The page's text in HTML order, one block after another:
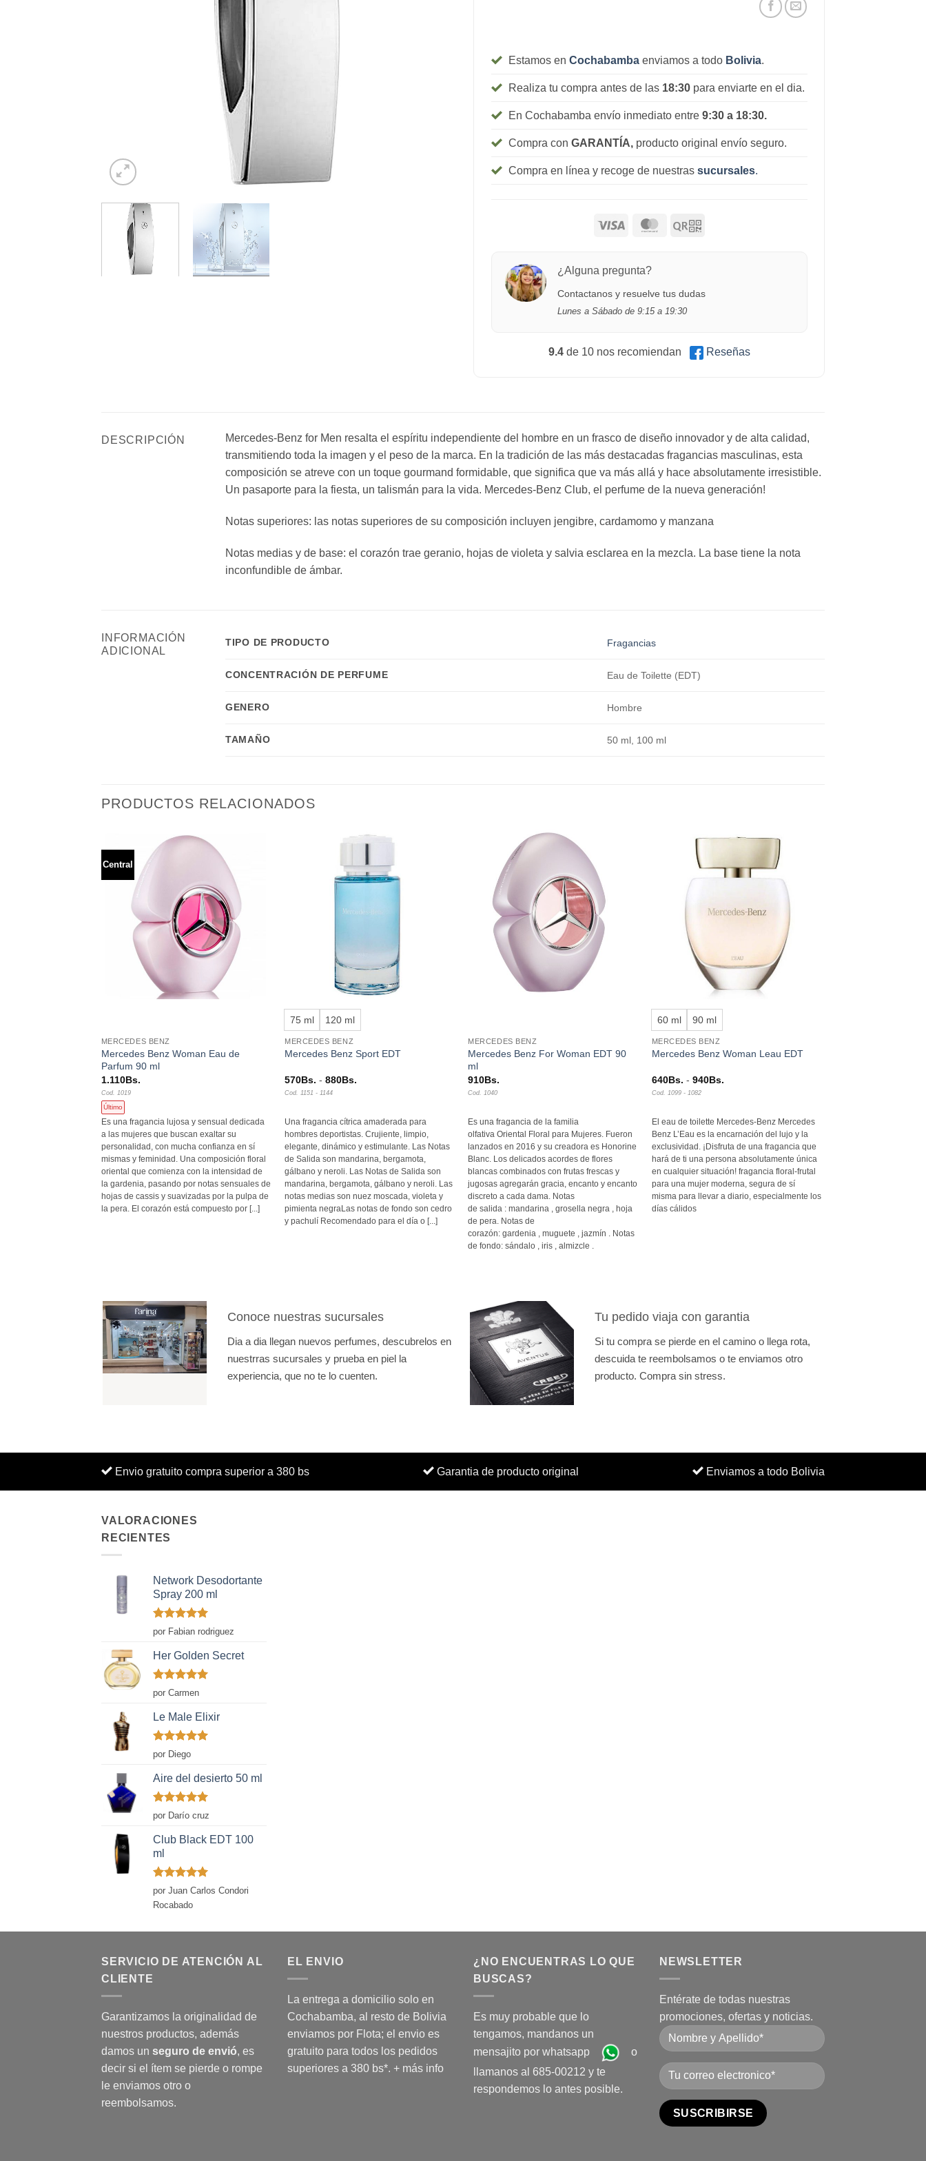
Estamos en Cochabamba enviamos a todo Bolivia.
Realiza tu compra antes de las 18:30para enviarte en el dia.
En Cochabamba envío inmediato entre 9:30 a 18:30.
Compra con GARANTÍA,producto original envío seguro.
Compra en línea y recoge de nuestras sucursales.
¿Alguna pregunta?
Contactanos y resuelve tus dudas
Lunes a Sábado de 9:15 a 19:30
9.4de 10 nos recomiendan Reseñas
DESCRIPCIÓN Mercedes-Benz for Men resalta el espíritu independiente del hombre en un frasco de diseño innovador y de alta calidad,
transmitiendo toda la imagen y el peso de la marca. En la tradición de las más destacadas fragancias masculinas, esta
composición se atreve con un toque gourmand formidable, que significa que va más allá y hace absolutamente irresistible.
Un pasaporte para la fiesta, un talismán para la vida. Mercedes-Benz Club, el perfume de la nueva generación!
Notas superiores: las notas superiores de su composición incluyen jengibre, cardamomo y manzana
Notas medias y de base: el corazón trae geranio, hojas de violeta y salvia esclarea en la mezcla. La base tiene la nota
inconfundible de ámbar.
INFORMACIÓN
ADICIONAL
TIPO DE PRODUCTO Fragancias
CONCENTRACIÓN DE PERFUME Eau de Toilette (EDT)
GENERO Hombre
TAMAÑO 50 ml, 100 ml
PRODUCTOS RELACIONADOS
Central
lista de
deseos
MERCEDES BENZ
Mercedes Benz Woman Eau de
Parfum 90 ml
1.110Bs.
Cod. 1019
Último
Es una fragancia lujosa y sensual dedicada
a las mujeres que buscan exaltar su
personalidad, con mucha confianza en sí
mismas y feminidad. Una composición floral
oriental que comienza con la intensidad de
la gardenia, pasando por notas sensuales de
hojas de cassis y suavizadas por la pulpa de
la pera. El corazón está compuesto por [...]
75 ml 120 ml
MERCEDES BENZ
Mercedes Benz Sport EDT
570Bs. - 880Bs.
570Bs.
hasta
880Bs.
Cod. 1151 - 1144
Una fragancia cítrica amaderada para
hombres deportistas. Crujiente, limpio,
elegante, dinámico y estimulante. Las Notas
de Salida son mandarina, bergamota,
gálbano y neroli. Las Notas de Salida son
mandarina, bergamota, gálbano y neroli. Las
notas medias son nuez moscada, violeta y
pimienta negraLas notas de fondo son cedro
y pachulí Recomendado para el día o [...]
lista de
deseos
MERCEDES BENZ
Mercedes Benz For Woman EDT 90
ml
910Bs.
Cod. 1040
Es una fragancia de la familia
olfativa Oriental Floral para Mujeres. Fueron
lanzados en 2016 y su creadora es Honorine
Blanc. Los delicados acordes de flores
blancas combinados con frutas frescas y
jugosas agregarán gracia, encanto y encanto
discreto a cada dama. Notas
de salida : mandarina , grosella negra , hoja
de pera. Notas de
corazón: gardenia , muguete , jazmín . Notas
de fondo: sándalo , iris , almizcle .
lista de
deseos
60 ml 90 ml
MERCEDES BENZ
Mercedes Benz Woman Leau EDT
640Bs. - 940Bs.
640Bs.
hasta
940Bs.
Cod. 1099 - 1082
El eau de toilette Mercedes-Benz Mercedes
Benz L’Eau es la encarnación del lujo y la
exclusividad. ¡Disfruta de una fragancia que
hará de ti una persona absolutamente única
en cualquier situación! fragancia floral-frutal
para una mujer moderna, segura de sí
misma para llevar a diario, especialmente los
días cálidos
Conoce nuestras sucursales
Dia a dia llegan nuevos perfumes, descubrelos en
nuestrras sucursales y prueba en piel la
experiencia, que no te lo cuenten.
Tu pedido viaja con garantia
Si tu compra se pierde en el camino o llega rota,
descuida te reembolsamos o te enviamos otro
producto. Compra sin stress.
Envio gratuito compra superior a 380 bs Garantia de producto original Enviamos a todo Bolivia
VALORACIONES
RECIENTES
Network Desodortante
Spray 200 ml
Valorado
con
por Fabian rodriguez
Her Golden Secret
Valorado
con
por Carmen
Le Male Elixir
Valorado
con
de 5
por Diego
Aire del desierto 50 ml
Valorado
con
por Darío cruz
Club Black EDT 100
ml
Valorado
con 5 de 5
por Juan Carlos Condori
Rocabado
SERVICIO DE ATENCIÓN AL
CLIENTE
Garantizamos la originalidad de
nuestros productos, además
damos un seguro de envió, es
decir si el ítem se pierde o rompe
le enviamos otro o
reembolsamos.
EL ENVIO
La entrega a domicilio solo en
Cochabamba, al resto de Bolivia
enviamos por Flota; el envio es
gratuito para todos los pedidos
superiores a 380 bs*. + más info
¿NO ENCUENTRAS LO QUE
BUSCAS?
Es muy probable que lo
tengamos, mandanos un
mensajito por whatsapp
o
llamanos al 685-00212 y te
respondemos lo antes posible.
NEWSLETTER
Entérate de todas nuestras
promociones, ofertas y noticias.